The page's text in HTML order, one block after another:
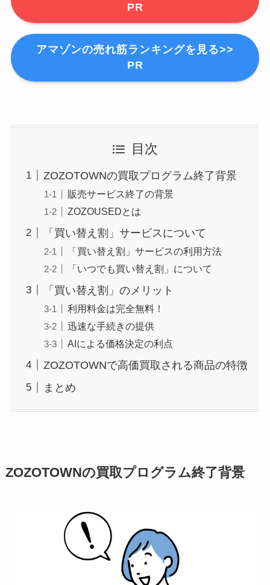
PR
アマゾンの売れ筋ランキングを見る>>
PR
目次
ZOZOTOWNの買取プログラム終了背景
販売サービス終了の背景
ZOZOUSEDとは
「買い替え割」サービスについて
「買い替え割」サービスの利用方法
「いつでも買い替え割」について
「買い替え割」のメリット
利用料金は完全無料！
迅速な手続きの提供
AIによる価格決定の利点
ZOZOTOWNで高価買取される商品の特徴
まとめ
ZOZOTOWNの買取プログラム終了背景